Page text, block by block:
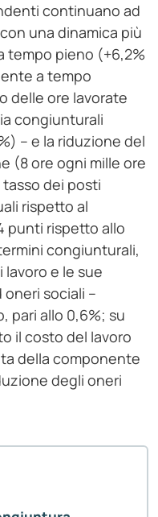
continuano ad
una dinamica più
tempo pieno (+6,2%
a tempo
delle ore lavorate
congiunturali
– e la riduzione del
(8 ore ogni mille ore
dei posti
rispetto al
punti rispetto allo
congiunturali,
e le sue
sociali –
pari allo 0,6%; su
il costo del lavoro
della componente
degli oneri